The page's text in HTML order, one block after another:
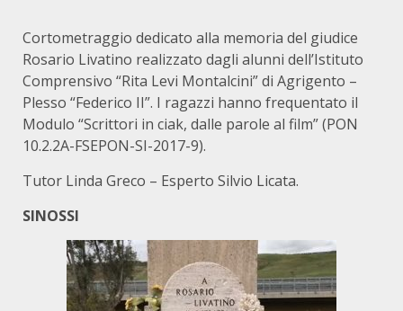
Cortometraggio dedicato alla memoria del giudice
Rosario Livatino realizzato dagli alunni dell’Istituto
Comprensivo “Rita Levi Montalcini” di Agrigento –
Plesso “Federico II”. I ragazzi hanno frequentato il
Modulo “Scrittori in ciak, dalle parole al film” (PON
10.2.2A-FSEPON-SI-2017-9).
Tutor Linda Greco – Esperto Silvio Licata.
SINOSSI